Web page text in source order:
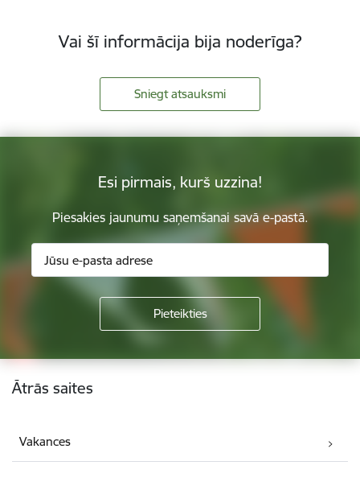
Vai šī informācija bija noderīga?
Sniegt atsauksmi
Esi pirmais, kurš uzzina!
Piesakies jaunumu saņemšanai savā e-pastā.
Kājene
Ātrās saites
Vakances